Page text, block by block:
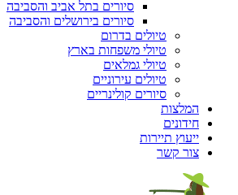
סיורים בתל אביב והסביבה
סיורים בירושלים והסביבה
טיולים בדרום
טיולי משפחות בארץ
טיולי גמלאים
טיולים עירוניים
סיורים קולינריים
המלצות
חידונים
ייעוץ תיירות
צור קשר